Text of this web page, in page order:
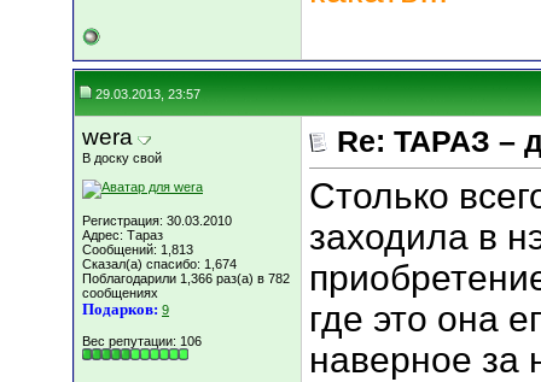
29.03.2013, 23:57
wera
В доску свой
Регистрация: 30.03.2010
Адрес: Тараз
Сообщений: 1,813
Сказал(а) спасибо: 1,674
Поблагодарили 1,366 раз(а) в 782
сообщениях
Подарков: 9
Вес репутации: 106
Re: ТАРАЗ –
Столько
заходила в
где это она
наверное за